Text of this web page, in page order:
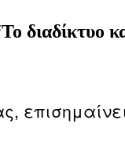
διαδίκτυο